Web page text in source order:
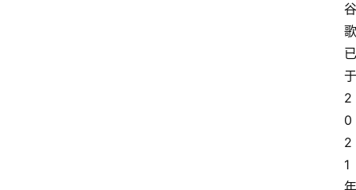
谷
歌
已
于
2
0
2
1
年